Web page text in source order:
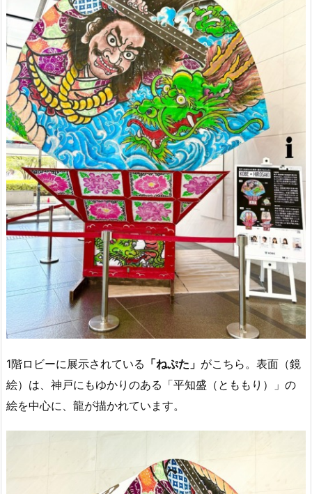
1階ロビーに展示されている 「ねぷた」 がこちら。表面（鏡
絵）は、神戸にもゆかりのある「平知盛（とももり）」の
絵を中心に、龍が描かれています。